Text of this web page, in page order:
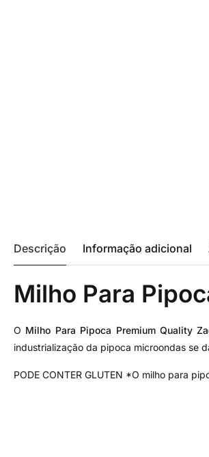
Descrição Informação adicional
Milho Para
O Milho Para Pipoca Premium Quality
industrialização da pipoca microondas se
PODE CONTER GLUTEN *O milho para